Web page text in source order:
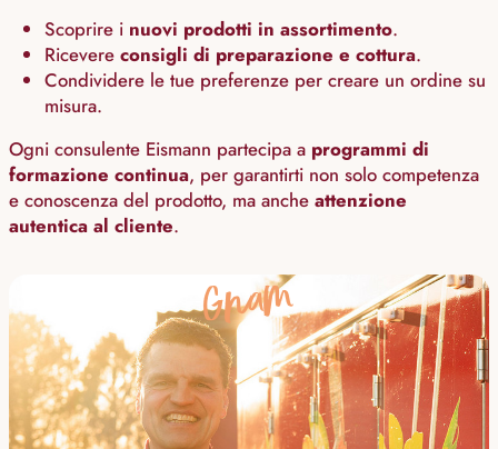
Scoprire i nuovi prodotti in assortimento.
Ricevere consigli di preparazione e cottura.
Condividere le tue preferenze per creare un ordine su
misura.
Ogni consulente Eismann partecipa a programmi di
formazione continua, per garantirti non solo competenza
e conoscenza del prodotto, ma anche attenzione
autentica al cliente.
Gnam